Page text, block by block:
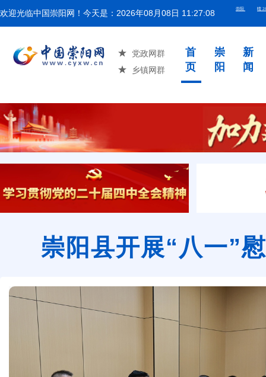
欢迎光临中国崇阳网！今天是： 2026年08月08日 11:27:10
党政网群
乡镇网群
首
页
崇
阳
新
闻
崇阳县开展“八一”